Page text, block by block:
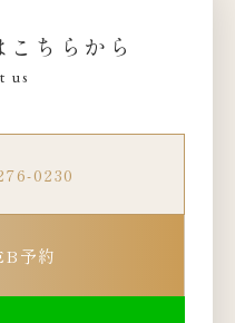
ちらから
us
0230
予約